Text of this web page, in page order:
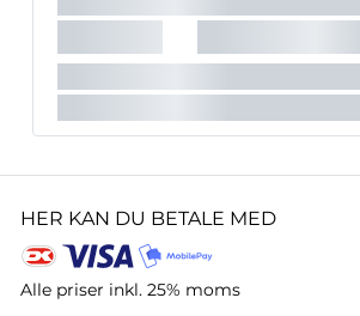
HER KAN DU BETALE MED
Alle priser inkl. 25% moms